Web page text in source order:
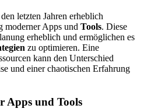
letzten Jahren erheblich
moderner Apps und Tools. Diese
erheblich und ermöglichen es
zu optimieren. Eine
kann den Unterschied
und einer chaotischen Erfahrung
Apps und Tools